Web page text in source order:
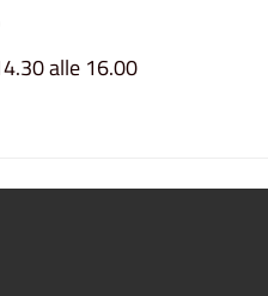
alle 16.00